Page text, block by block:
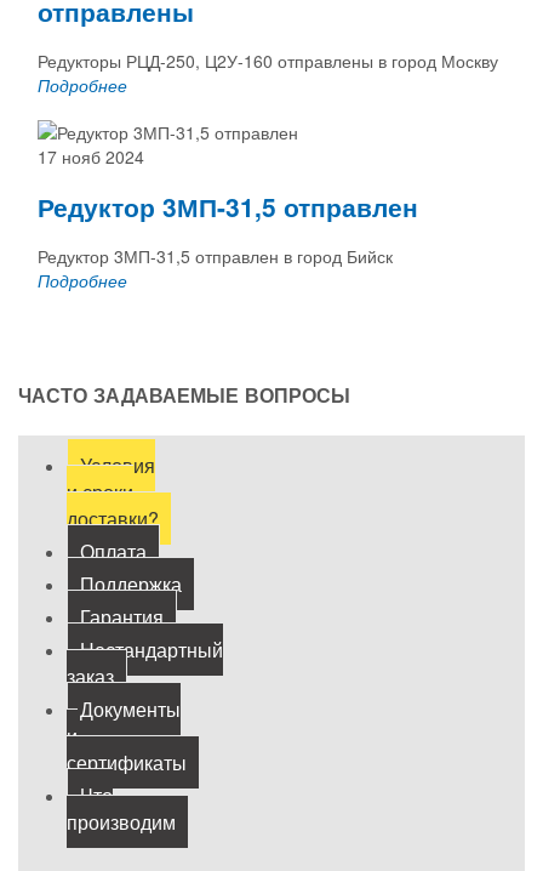
отправлены
Редукторы РЦД-250, Ц2У-160 отправлены в город Москву
Подробнее
17 нояб 2024
Редуктор 3МП-31,5 отправлен
Редуктор 3МП-31,5 отправлен в город Бийск
Подробнее
ЧАСТО ЗАДАВАЕМЫЕ ВОПРОСЫ
Условия
и сроки
доставки?
Оплата
Поддержка
Гарантия
Нестандартный
заказ
Документы
и
сертификаты
Что
производим